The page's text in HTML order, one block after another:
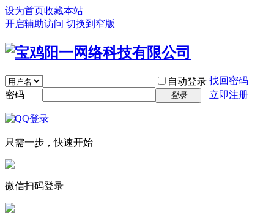
设为首页收藏本站
开启辅助访问 切换到窄版
自动登录 找回密码
密码
登录 立即注册
只需一步，快速开始
微信扫码登录